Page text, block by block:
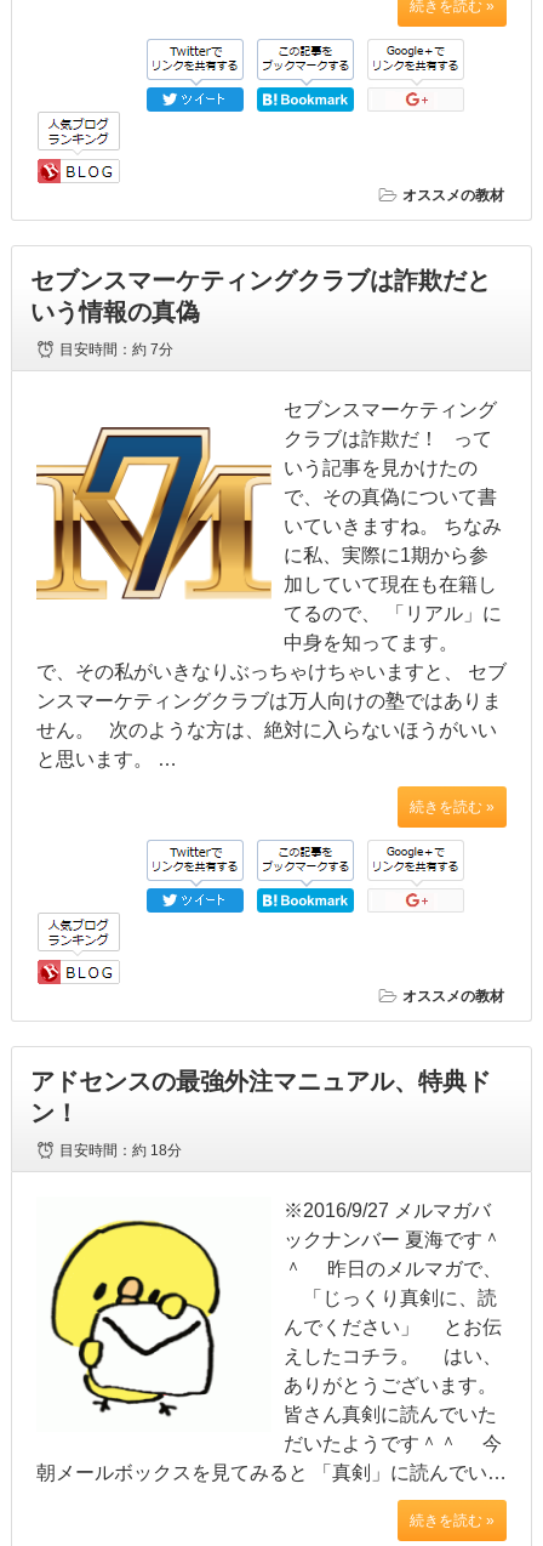
続きを読む »
オススメの教材
セブンスマーケティングクラブは詐欺だと
いう情報の真偽
目安時間：約 7分
セブンスマーケティング
クラブは詐欺だ！ って
いう記事を見かけたの
で、その真偽について書
いていきますね。 ちなみ
に私、実際に1期から参
加していて現在も在籍し
てるので、 「リアル」に
中身を知ってます。
で、その私がいきなりぶっちゃけちゃいますと、 セブ
ンスマーケティングクラブは万人向けの塾ではありま
せん。 次のような方は、絶対に入らないほうがいい
と思います。 …
続きを読む »
オススメの教材
アドセンスの最強外注マニュアル、特典ド
ン！
目安時間：約 18分
※2016/9/27 メルマガバ
ックナンバー 夏海です＾
＾ 昨日のメルマガで、
「じっくり真剣に、読
んでください」 とお伝
えしたコチラ。 はい、
ありがとうございます。
皆さん真剣に読んでいた
だいたようです＾＾ 今
朝メールボックスを見てみると 「真剣」に読んでい…
続きを読む »